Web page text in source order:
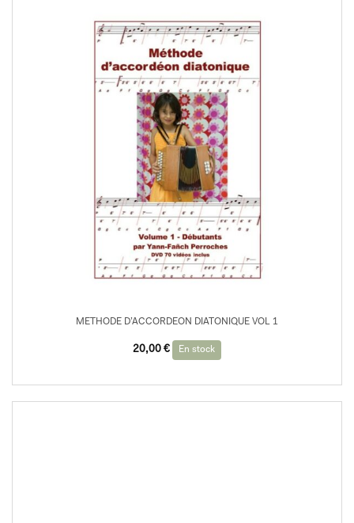
METHODE D’ACCORDEON DIATONIQUE VOL 1
20,00 € En stock